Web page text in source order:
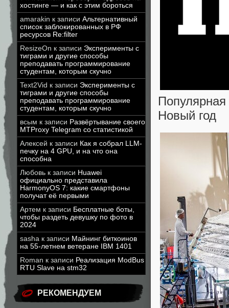
хостинге — и как с этим бороться
amarakin к записи Альтернативный
список заблокированных в РФ
ресурсов Re:filter
ResizeOn к записи Эксперименты с
тиграми и другие способы
преподавать программирование
студентам, которым скучно
Text2Vid к записи Эксперименты с
тиграми и другие способы
преподавать программирование
студентам, которым скучно
всым к записи Развёртывание своего
MTProxy Telegram со статистикой
Алексей к записи Как я собрал LLM-
печку на 4 GPU, и на что она
способна
Любовь к записи Huawei
официально представила
HarmonyOS 7: какие смартфоны
получат её первыми
Артем к записи Бесплатные боты,
чтобы раздеть девушку по фото в
2024
sasha к записи Майнинг биткоинов
на 55-летнем ветеране IBM 1401
Roman к записи Реализация ModBus
RTU Slave на stm32
РЕКОМЕНДУЕМ
Новый год